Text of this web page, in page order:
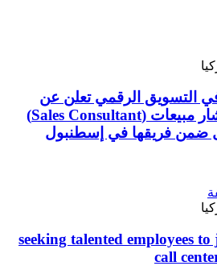
التسويق الرقمي تعلن عن
حاجتها إلى مستشار مبيعات (Sales Consultant)
ضمن فريقها في إسطنبول
seeking talented employees
call